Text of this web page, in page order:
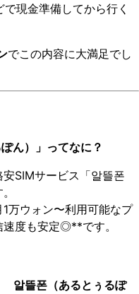
現金準備してから行く
でこの内容に大満足でし
ん）」ってなに？
SIMサービス「알뜰폰
万ウォン〜利用可能なプ
度も安定◎**です。
알뜰폰（あるとぅるぽ